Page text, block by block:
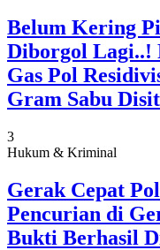
Belum Kering
Diborgol Lagi..!
Gas Pol
Gram Sabu
3
Hukum & Kriminal
Gerak Cepat
Pencurian di
Bukti Berhasil